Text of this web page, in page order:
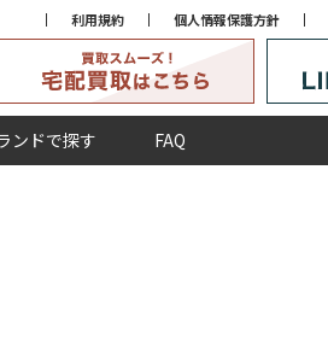
利用規約 個人情報保護方針
ンドで探す FAQ